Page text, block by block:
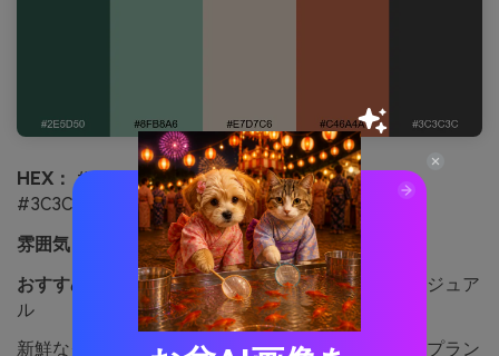
HEX： #2E5D50 #8FB8A6 #E7D7C6 #C46A4A
#3C3C3C
雰囲気：
フレッシュ、ブティック、リラックス
おすすめ用途：ブティックホテルのウェブサイトビジュア
ル
新鮮なグリーンと温かな粘土色は、ルーフトップのプラン